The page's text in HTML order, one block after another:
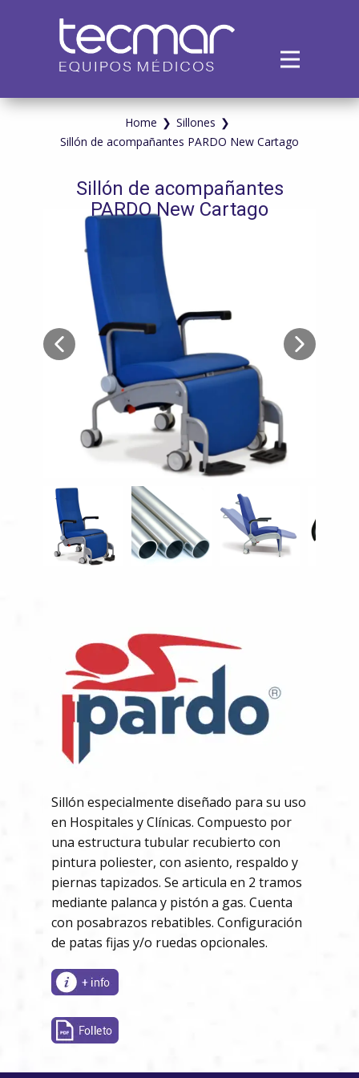
Inicio
Empresa
Alquiler
Servicios
Home ❯ Sillones ❯
Sillón de acompañantes PARDO New Cartago
Sillón de acompañantes
PARDO New Cartago
Sillón especialmente diseñado para su uso
en Hospitales y Clínicas. Compuesto por
una estructura tubular recubierto con
pintura poliester, con asiento, respaldo y
piernas tapizados. Se articula en 2 tramos
mediante palanca y pistón a gas. Cuenta
con posabrazos rebatibles. Configuración
de patas fijas y/o ruedas opcionales.